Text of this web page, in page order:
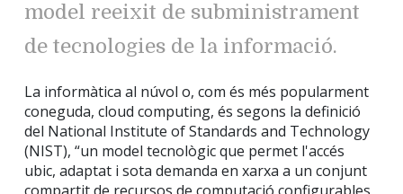
model reeixit de subministrament
de tecnologies de la informació.
La informàtica al núvol o, com és més popularment
coneguda, cloud computing, és segons la definició
del National Institute of Standards and Technology
(NIST), “un model tecnològic que permet l'accés
ubic, adaptat i sota demanda en xarxa a un conjunt